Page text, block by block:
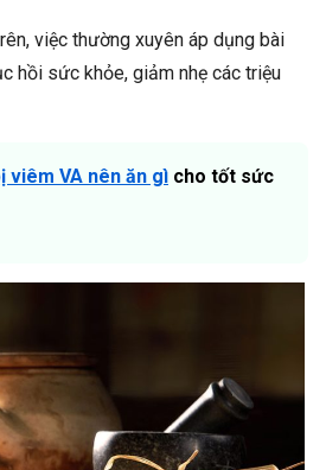
việc thường xuyên áp dụng bài
hồi sức khỏe, giảm nhẹ các triệu
viêm VA nên ăn gì cho tốt sức